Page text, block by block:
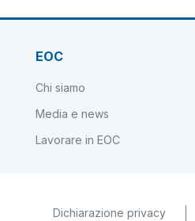
EOC
Chi siamo
Media e news
Lavorare in EOC
Dichiarazione privacy